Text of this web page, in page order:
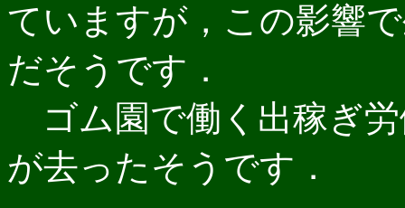
ていますが，この影響
だそうです．
ゴム園で働く出稼ぎ
が去ったそうです．